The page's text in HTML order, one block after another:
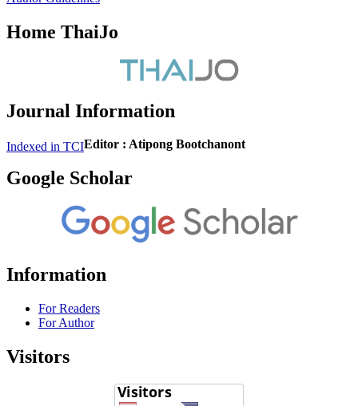
Home ThaiJo
Journal Information
Indexed in TCIEditor : Atipong Bootchanont
Google Scholar
Information
For Readers
For Author
Visitors